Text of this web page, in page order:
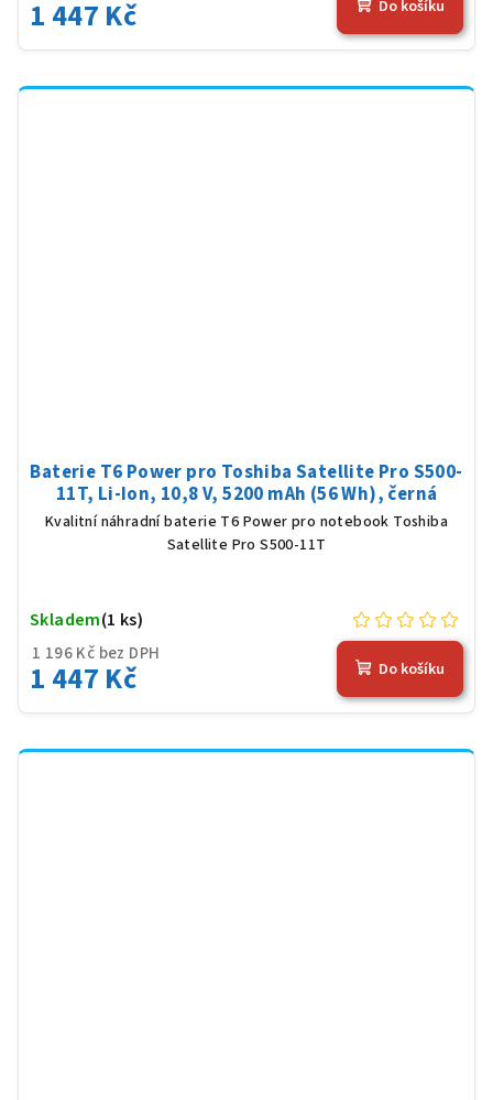
1 447 Kč Do košíku
Baterie T6 Power pro Toshiba Satellite Pro S500-
11T, Li-Ion, 10,8 V, 5200 mAh (56 Wh), černá
Kvalitní náhradní baterie T6 Power pro notebook Toshiba
Satellite Pro S500-11T
1 196 Kč bez DPH
1 447 Kč
Skladem(1 ks)
Do košíku